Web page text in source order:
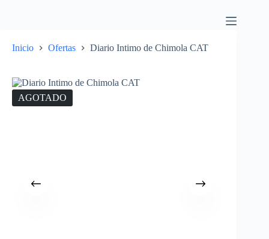
Inicio Ofertas Diario Intimo de Chimola CAT
AGOTADO